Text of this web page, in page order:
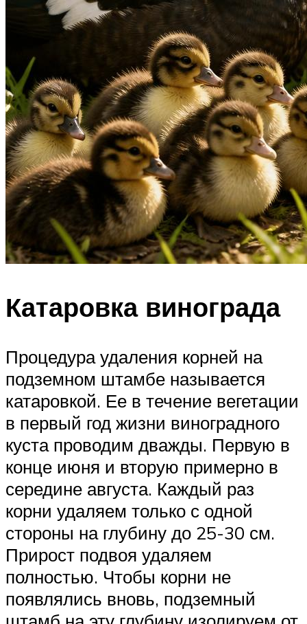
Катаровка винограда
Процедура удаления корней на
подземном штамбе называется
катаровкой. Ее в течение вегетации
в первый год жизни виноградного
куста проводим дважды. Первую в
конце июня и вторую примерно в
середине августа. Каждый раз
корни удаляем только с одной
стороны на глубину до 25-30 см.
Прирост подвоя удаляем
полностью. Чтобы корни не
появлялись вновь, подземный